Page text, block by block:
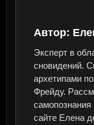
Автор:
Эксперт в
сновидений.
архетипами
Фрейду.
сайте Елена